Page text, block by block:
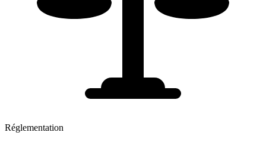
Réglementation